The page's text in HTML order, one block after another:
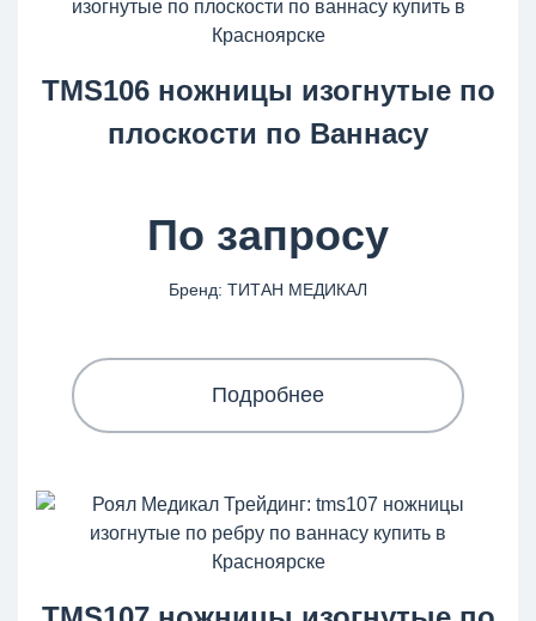
TMS106 ножницы изогнутые по
плоскости по Ваннасу
По запросу
Бренд: ТИТАН МЕДИКАЛ
Подробнее